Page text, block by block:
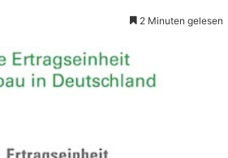
2 Minuten gelesen